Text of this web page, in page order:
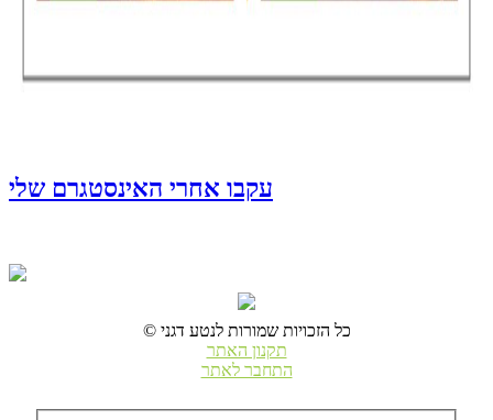
עקבו אחרי האינסטגרם שלי
© כל הזכויות שמורות לנטע דגני
תקנון האתר
התחבר לאתר